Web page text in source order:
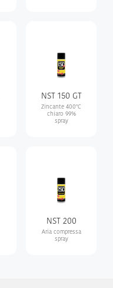
NST 150 GT
Zincante 400°C
chiaro 99%
spray
NST 200
Aria compressa
spray